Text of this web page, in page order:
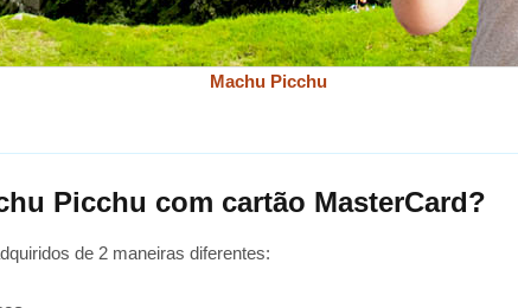
Machu Picchu
Picchu com cartão MasterCard?
de 2 maneiras diferentes: